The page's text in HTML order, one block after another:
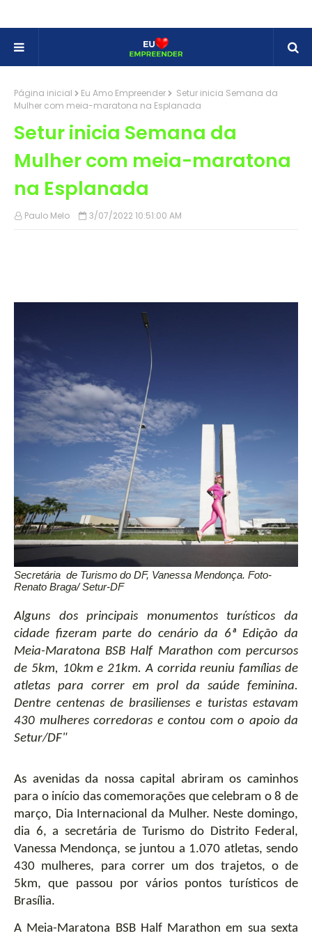
Página inicial Eu Amo Empreender
Setur inicia Semana da
Mulher com meia-maratona na Esplanada
Setur inicia Semana da
Mulher com meia-maratona
na Esplanada
Paulo Melo 3/07/2022 10:51:00 AM
Secretária  de Turismo do DF, Vanessa Mendonça. Foto-
Renato Braga/ Setur-DF
Alguns dos principais monumentos turísticos da
cidade fizeram parte do cenário da 6ª Edição da
Meia-Maratona BSB Half Marathon com percursos
de 5km, 10km e 21km. A corrida reuniu famílias de
Dentre centenas de brasilienses e turistas estavam
430 mulheres corredoras e contou com o apoio da
Setur/DF"
As avenidas da nossa capital abriram os caminhos
para o início das comemorações que celebram o 8 de
março, Dia Internacional da Mulher. Neste domingo,
dia 6, a secretária de Turismo do Distrito Federal,
Vanessa Mendonça, se juntou a 1.070 atletas, sendo
430 mulheres, para correr um dos trajetos, o de
5km, que passou por vários pontos turísticos de
Brasília.
A Meia-Maratona BSB Half Marathon em sua sexta